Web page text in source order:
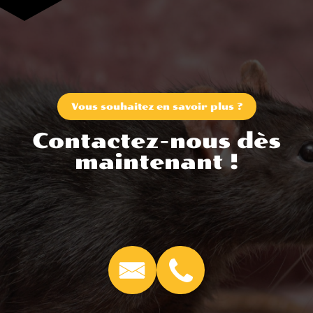
Vous souhaitez en savoir plus ?
Contactez-nous dès
maintenant !